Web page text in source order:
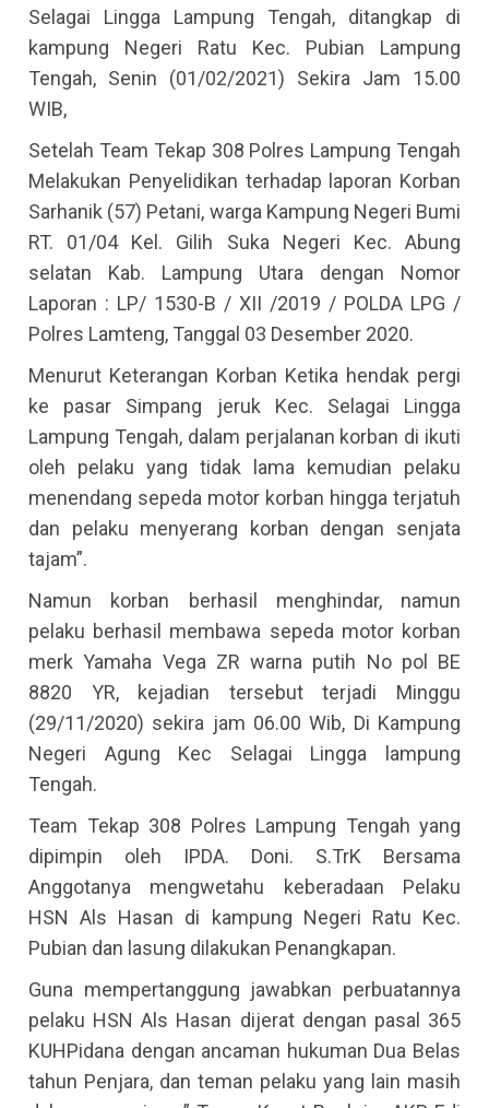
Selagai Lingga Lampung Tengah, ditangkap di
kampung Negeri Ratu Kec. Pubian Lampung
Tengah, Senin (01/02/2021) Sekira Jam 15.00
WIB,
Setelah Team Tekap 308 Polres Lampung Tengah
Melakukan Penyelidikan terhadap laporan Korban
Sarhanik (57) Petani, warga Kampung Negeri Bumi
RT. 01/04 Kel. Gilih Suka Negeri Kec. Abung
selatan Kab. Lampung Utara dengan Nomor
Laporan : LP/ 1530-B / XII /2019 / POLDA LPG /
Polres Lamteng, Tanggal 03 Desember 2020.
Menurut Keterangan Korban Ketika hendak pergi
ke pasar Simpang jeruk Kec. Selagai Lingga
Lampung Tengah, dalam perjalanan korban di ikuti
oleh pelaku yang tidak lama kemudian pelaku
menendang sepeda motor korban hingga terjatuh
dan pelaku menyerang korban dengan senjata
tajam”.
Namun korban berhasil menghindar, namun
pelaku berhasil membawa sepeda motor korban
merk Yamaha Vega ZR warna putih No pol BE
8820 YR, kejadian tersebut terjadi Minggu
(29/11/2020) sekira jam 06.00 Wib, Di Kampung
Negeri Agung Kec Selagai Lingga lampung
Tengah.
Team Tekap 308 Polres Lampung Tengah yang
dipimpin oleh IPDA. Doni. S.TrK Bersama
Anggotanya mengwetahu keberadaan Pelaku
HSN Als Hasan di kampung Negeri Ratu Kec.
Pubian dan lasung dilakukan Penangkapan.
Guna mempertanggung jawabkan perbuatannya
pelaku HSN Als Hasan dijerat dengan pasal 365
KUHPidana dengan ancaman hukuman Dua Belas
tahun Penjara, dan teman pelaku yang lain masih